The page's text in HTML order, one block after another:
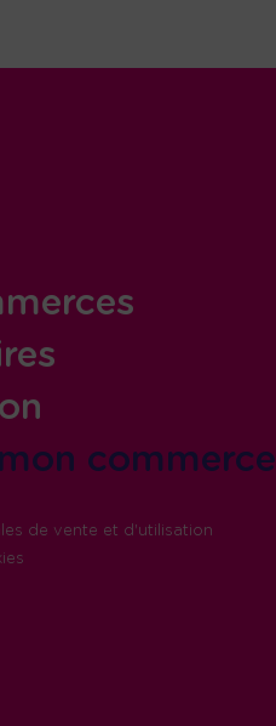
commerce
de vente et d'utilisation